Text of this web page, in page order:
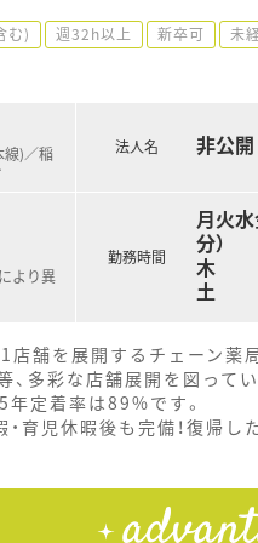
む) 週32h以上 新卒可 未
)／稲
より異
法人名 非公開
勤務時間
月火
分）
木
土
舗を展開するチェーン薬局
多彩な店舗展開を図ってい
定着率は89%です。
育児休暇後も完備！復帰